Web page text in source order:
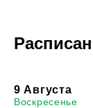
9 Августа
Воскресенье